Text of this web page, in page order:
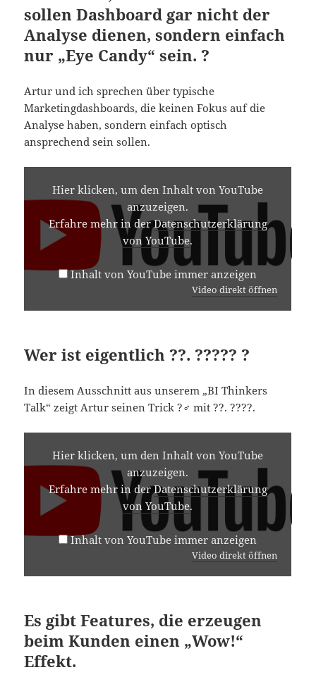
sollen Dashboard gar nicht der
Analyse dienen, sondern einfach
nur „Eye Candy“ sein. ?
Artur und ich sprechen über typische
Marketingdashboards, die keinen Fokus auf die
Analyse haben, sondern einfach optisch
ansprechend sein sollen.
YOUTUBEHier klicken, um den Inhalt von YouTube
anzuzeigen.
Erfahre mehr in derDatenschutzerklärung
von YouTube.
Inhalt von YouTube immer anzeigen
Video direkt öffnen
Wer ist eigentlich ??. ????? ?
In diesem Ausschnitt aus unserem „BI Thinkers
Talk“ zeigt Artur seinen Trick ?‍♂️ mit ??. ????.
YOUTUBEHier klicken, um den Inhalt von YouTube
anzuzeigen.
Erfahre mehr in derDatenschutzerklärung
von YouTube.
Inhalt von YouTube immer anzeigen
Video direkt öffnen
Es gibt Features, die erzeugen
beim Kunden einen „Wow!“
Effekt.